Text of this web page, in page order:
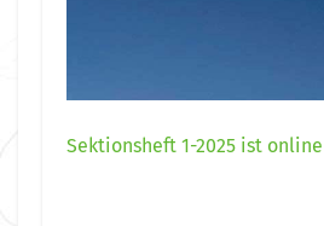
Sektionsheft 1-2025 ist online